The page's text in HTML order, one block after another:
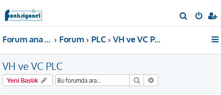
r
Forum ana sayfa Forum PLC VH ve VC PLC
VH ve VC PLC
Yeni Başlık Ara